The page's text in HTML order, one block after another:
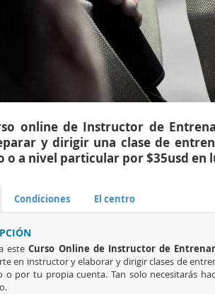
online de Instructor de
y dirigir una clase de
o a nivel particular por $35usd en
Condiciones El centro
este Curso Online de Instructor de
en instructor y elaborar y dirigir clases de
o por tu propia cuenta. Tan solo necesitarás